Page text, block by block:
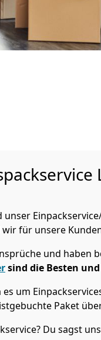
für unsere
und haben
sind die Besten
um
Paket
Du sagst